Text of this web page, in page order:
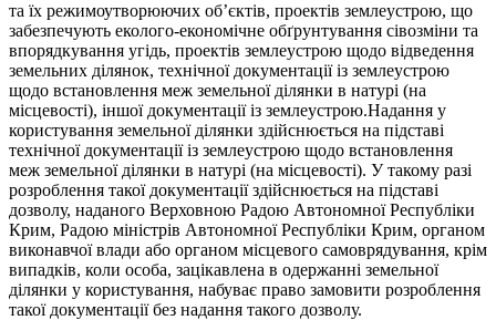
та їх режимоутворюючих об’єктів, проектів землеустрою, що
забезпечують еколого-економічне обґрунтування сівозміни та
впорядкування угідь, проектів землеустрою щодо відведення
земельних ділянок, технічної документації із землеустрою
щодо встановлення меж земельної ділянки в натурі (на
місцевості), іншої документації із землеустрою.Надання у
користування земельної ділянки здійснюється на підставі
технічної документації із землеустрою щодо встановлення
меж земельної ділянки в натурі (на місцевості). У такому разі
розроблення такої документації здійснюється на підставі
дозволу, наданого Верховною Радою Автономної Республіки
Крим, Радою міністрів Автономної Республіки Крим, органом
виконавчої влади або органом місцевого самоврядування, крім
випадків, коли особа, зацікавлена в одержанні земельної
ділянки у користування, набуває право замовити розроблення
такої документації без надання такого дозволу.